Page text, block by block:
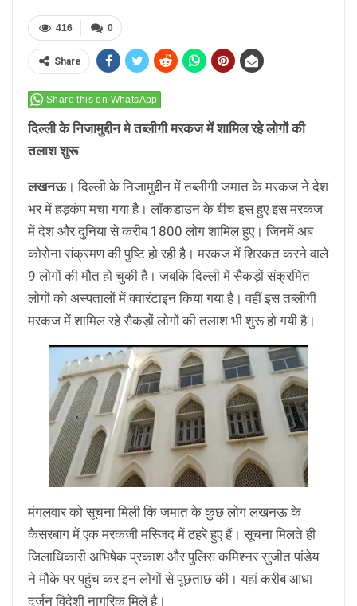
0
416
Share
Share this on WhatsApp
दिल्ली के निजामुद्दीन मे तब्लीगी मरकज में शामिल रहे लोगों की
तलाश शुरू
लखनऊ। दिल्ली के निजामुद्दीन में तब्लीगी जमात के मरकज ने देश
भर में हड़कंप मचा गया है। लाॅकडाउन के बीच इस हुए इस मरकज
में देश और दुनिया से करीब 1800 लोग शामिल हुए। जिनमें अब
कोरोना संक्रमण की पुष्टि हो रही है। मरकज में शिरकत करने वाले
9 लोगों की मौत हो चुकी है। जबकि दिल्ली में सैकड़ों संक्रमित
लोगों को अस्पतालों में क्वारंटाइन किया गया है। वहीं इस तब्लीगी
मरकज में शामिल रहे सैकड़ों लोगों की तलाश भी शुरू हो गयी है।
मंगलवार को सूचना मिली कि जमात के कुछ लोग लखनऊ के
कैसरबाग में एक मरकजी मस्जिद में ठहरे हुए हैं। सूचना मिलते ही
जिलाधिकारी अभिषेक प्रकाश और पुलिस कमिश्नर सुजीत पांडेय
ने मौके पर पहुंच कर इन लोगों से पूछताछ की। यहां करीब आधा
दर्जन विदेशी नागरिक मिले है।